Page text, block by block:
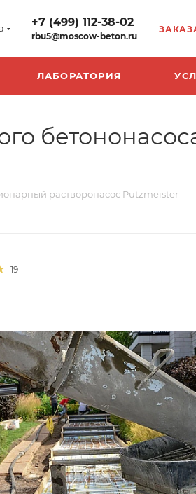
+7 (499) 112-38-02
rbu5@moscow-beton.ru
ЛАБОРАТОРИЯ
растворонасос Putzmeister
19